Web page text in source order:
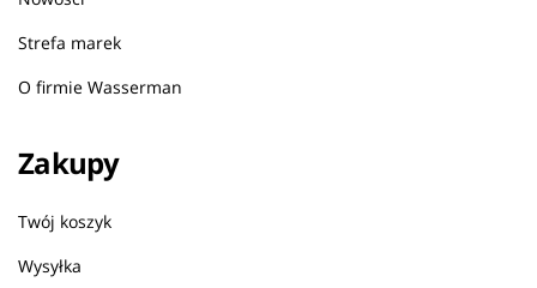
Strefa marek
O firmie Wasserman
Zakupy
Twój koszyk
Wysyłka